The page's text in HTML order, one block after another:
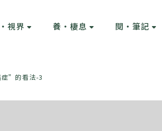
視界 養・棲息 閱・筆記
”的看法-3